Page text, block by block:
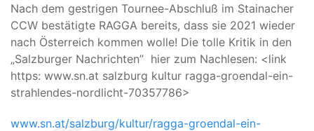
Nach dem gestrigen Tournee-Abschluß im Stainacher
CCW bestätigte RAGGA bereits, dass sie 2021 wieder
nach Österreich kommen wolle! Die tolle Kritik in den
„Salzburger Nachrichten” hier zum Nachlesen: <link
https: www.sn.at salzburg kultur ragga-groendal-ein-
strahlendes-nordlicht-70357786>
www.sn.at/salzburg/kultur/ragga-groendal-ein-